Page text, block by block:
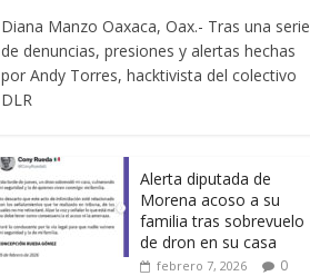
Diana Manzo Oaxaca, Oax.- Tras una serie
de denuncias, presiones y alertas hechas
por Andy Torres, hacktivista del colectivo
DLR
Alerta diputada de
Morena acoso a su
familia tras sobrevuelo
de dron en su casa
febrero 7, 2026 0